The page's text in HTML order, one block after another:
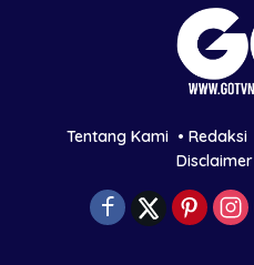
Tentang Kami Redaksi
Disclaimer